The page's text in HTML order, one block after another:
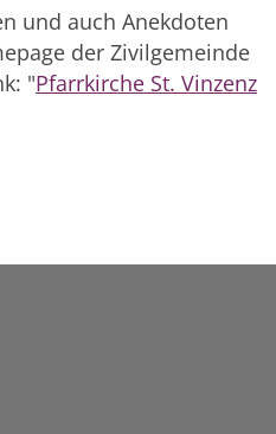
und auch Anekdoten
der Zivilgemeinde
"Pfarrkirche St. Vinzenz